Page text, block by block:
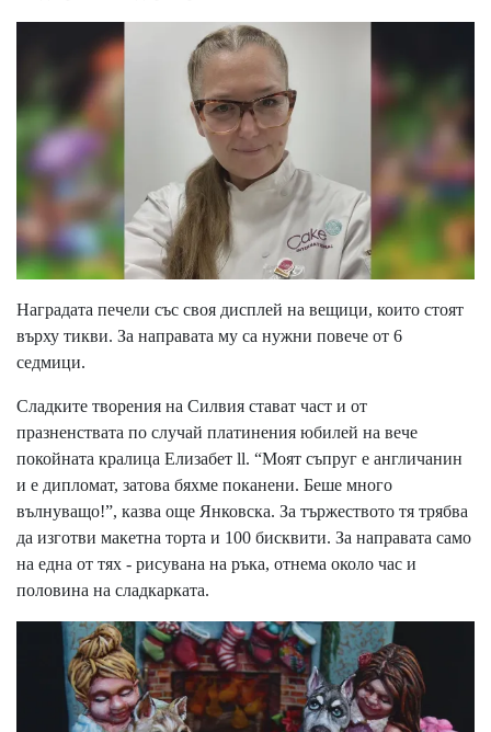
Наградата печели със своя дисплей на вещици, които стоят
върху тикви. За направата му са нужни повече от 6
седмици.
Сладките творения на Силвия стават част и от
празненствата по случай платинения юбилей на вече
покойната кралица Елизабет ll. “Моят съпруг е англичанин
и е дипломат, затова бяхме поканени. Беше много
вълнуващо!”, казва още Янковска. За тържеството тя трябва
да изготви макетна торта и 100 бисквити. За направата само
на една от тях - рисувана на ръка, отнема около час и
половина на сладкарката.